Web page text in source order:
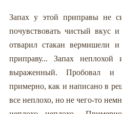
Запах у этой приправы не
почувствовать чистый вкус
отварил стакан вермишели
приправу... Запах
выраженный. Пробовал и
примерно, как и написано в
все неплохо, но не чего-то